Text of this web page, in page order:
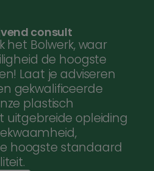
consult
het Bolwerk, waar
de hoogste
Laat je adviseren
gekwalificeerde
plastisch
uitgebreide opleiding
hoogste standaard